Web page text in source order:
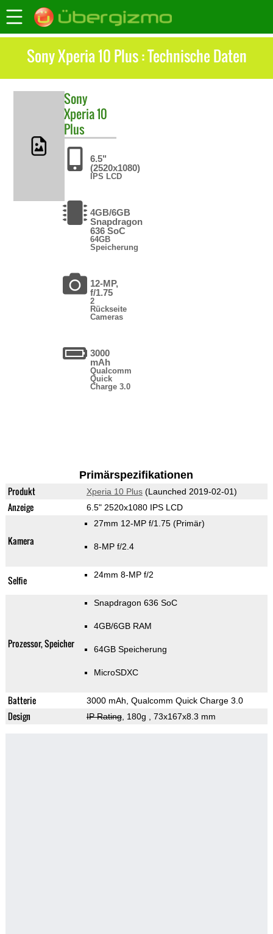
Sony Xperia 10 Plus : Technische Daten
Sony
Xperia 10
Plus
6.5"
(2520x1080)
IPS LCD
4GB/6GB
Snapdragon
636 SoC
64GB
Speicherung
12-MP,
f/1.75
2
Rückseite
Cameras
3000
mAh
Qualcomm
Quick
Charge 3.0
Primärspezifikationen
Produkt Xperia 10 Plus(Launched 2019-02-01)
Anzeige 6.5" 2520x1080 IPS LCD
Kamera
27mm 12-MP f/1.75 (Primär)
8-MP f/2.4
Selfie 24mm 8-MP f/2
Prozessor, Speicher
Snapdragon 636 SoC
4GB/6GB RAM
64GB Speicherung
MicroSDXC
Batterie 3000 mAh, Qualcomm Quick Charge 3.0
Design IP Rating, 180g , 73x167x8.3 mm